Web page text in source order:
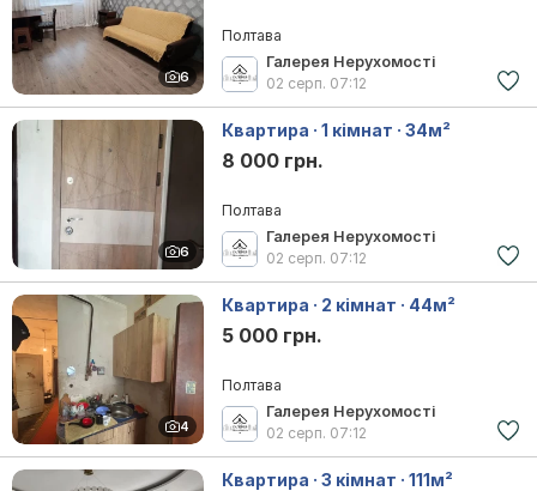
6
Полтава
Галерея Нерухомості
02 серп. 07:12
6
Квартира · 1 кімнат · 34м²
8 000 грн.
Полтава
Галерея Нерухомості
02 серп. 07:12
4
Квартира · 2 кімнат · 44м²
5 000 грн.
Полтава
Галерея Нерухомості
02 серп. 07:12
Квартира · 3 кімнат · 111м²